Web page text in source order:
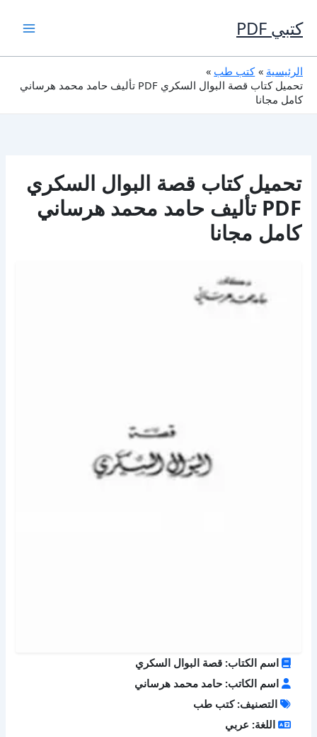
إلى
المحتوى
كتبي PDF
الرئيسية
كتب طب
تحميل كتاب قصة البوال السكري PDF تأليف حامد محمد هرساني
كامل مجانا
تحميل كتاب قصة البوال السكري
PDF تأليف حامد محمد هرساني
كامل مجانا
اسم الكتاب: قصة البوال السكري
اسم الكاتب: حامد محمد هرساني
التصنيف: كتب طب
اللغة: عربي